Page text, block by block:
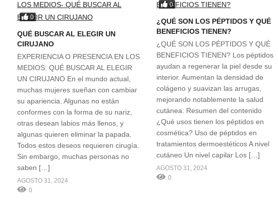
0
QUÉ BUSCAR AL ELEGIR UN
CIRUJANO
EXPERIENCIA O PRESENCIA EN LOS
MEDIOS: QUÉ BUSCAR AL ELEGIR
UN CIRUJANO En el mundo actual,
muchas mujeres sueñan con cambiar
su apariencia. Algunas no están
conformes con la forma de su nariz,
otras desean labios más llenos, y
algunas quieren eliminar la papada.
Todos estos deseos requieren cirugía.
Sin embargo, muchas personas no
saben […]
AGOSTO 31, 2024
0
0
¿QUÉ SON LOS PÉPTIDOS Y QUÉ
BENEFICIOS TIENEN?
¿QUÉ SON LOS PÉPTIDOS Y QUÉ
BENEFICIOS TIENEN? Los péptidos
ayudan a regenerar la piel desde su
interior. Aumentan la densidad de
colágeno y suavizan las arrugas,
mejorando notablemente la salud
cutánea. Resumen del contenido
¿Qué usos tienen los péptidos en
cosmética? Uso de péptidos en
tratamientos dermoestéticos A nivel
cutáneo Un nivel capilar Los […]
AGOSTO 31, 2024
0